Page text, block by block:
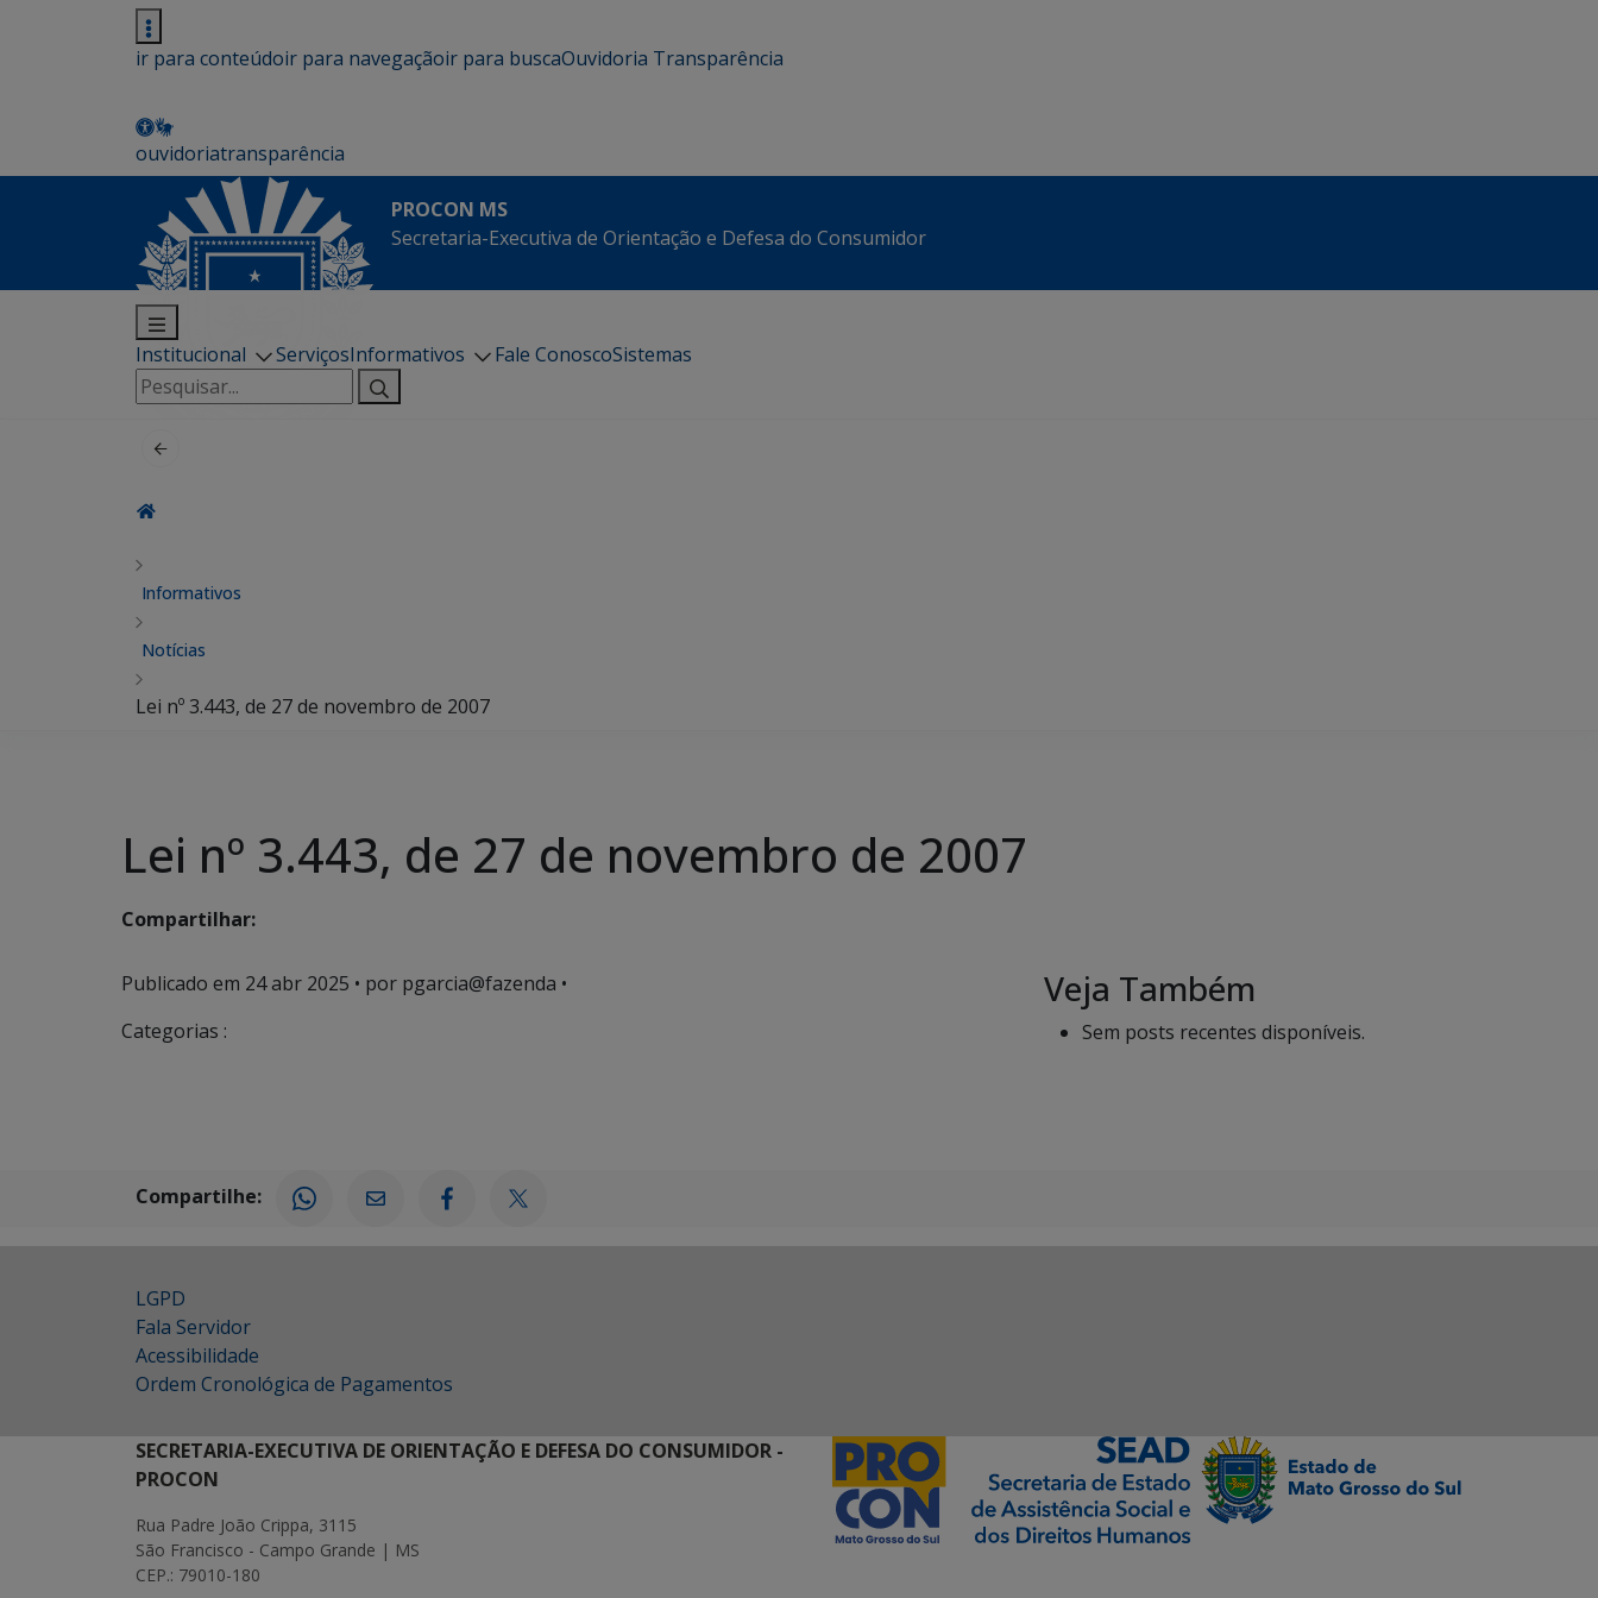
ir para conteúdoir para navegaçãoir para buscaOuvidoria Transparência
ouvidoriatransparência
PROCON MS
Secretaria-Executiva de Orientação e Defesa do Consumidor
Institucional ServiçosInformativos Fale ConoscoSistemas
Pesquisar
por:
Informativos
Notícias
Lei nº 3.443, de 27 de novembro de 2007
Lei nº 3.443, de 27 de novembro de 2007
Compartilhar:
Publicado em 24 abr 2025 • por pgarcia@fazenda •
Categorias :
Veja Também
Sem posts recentes disponíveis.
Compartilhe:
LGPD
Fala Servidor
Acessibilidade
Ordem Cronológica de Pagamentos
SECRETARIA-EXECUTIVA DE ORIENTAÇÃO E DEFESA DO CONSUMIDOR -
PROCON
Rua Padre João Crippa, 3115
São Francisco - Campo Grande | MS
CEP.: 79010-180